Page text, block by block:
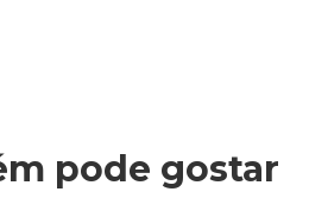
pode gostar